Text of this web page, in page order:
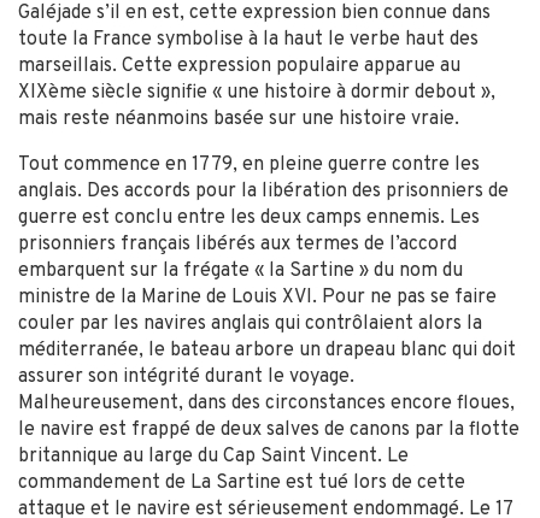
Galéjade s’il en est, cette expression bien connue dans
toute la France symbolise à la haut le verbe haut des
marseillais. Cette expression populaire apparue au
XIXème siècle signifie « une histoire à dormir debout »,
mais reste néanmoins basée sur une histoire vraie.
Tout commence en 1779, en pleine guerre contre les
anglais. Des accords pour la libération des prisonniers de
guerre est conclu entre les deux camps ennemis. Les
prisonniers français libérés aux termes de l’accord
embarquent sur la frégate « la Sartine » du nom du
ministre de la Marine de Louis XVI. Pour ne pas se faire
couler par les navires anglais qui contrôlaient alors la
méditerranée, le bateau arbore un drapeau blanc qui doit
assurer son intégrité durant le voyage.
Malheureusement, dans des circonstances encore floues,
le navire est frappé de deux salves de canons par la flotte
britannique au large du Cap Saint Vincent. Le
commandement de La Sartine est tué lors de cette
attaque et le navire est sérieusement endommagé. Le 17